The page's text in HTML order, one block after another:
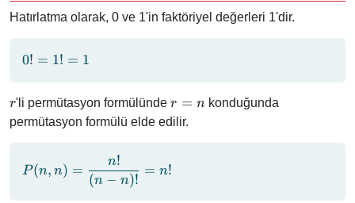
Hatırlatma olarak, 0 ve 1'in faktöriyel değerleri 1'dir.
0!
=
1
0! = 1! = 1
r
r'li permütasyon formülünder
=
r = nkonduğunda
permütasyon formülü elde edilir.
P(n, n) =
\dfrac{n!}
P(n, n) =
(n − n)!
n!
= n!